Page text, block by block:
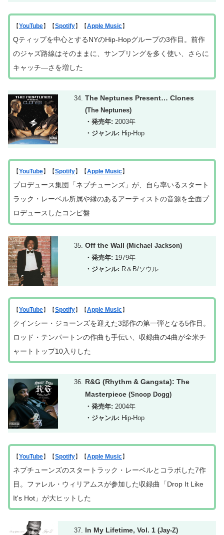
【YouTube】【Spotify】【Apple Music】
Qティップを中心とするNYのHip-Hopグループの3作目。前作
のジャズ路線はそのままに、サンプリングを多く使い、さらに
キャッチ―さを増した
The Neptunes Present… Clones
(The Neptunes)
・発売年: 2003年
・ジャンル: Hip-Hop
【YouTube】【Spotify】【Apple Music】
プロデュース集団「ネプチューンズ」が、自ら率いるスタート
ラック・レーベル所属や縁のあるアーティストの音源を全面プ
ロデュースしたコンピ盤
Off the Wall (Michael Jackson)
・発売年: 1979年
・ジャンル: R＆B/ソウル
【YouTube】【Spotify】【Apple Music】
クインシー・ジョーンズを迎えた3部作の第一弾となる5作目。
ロッド・テンパートンの作曲も手伝い、 収録曲の4曲が全米チ
ャートトップ10入りした
R&G (Rhythm & Gangsta): The
Masterpiece(Snoop Dogg)
・発売年: 2004年
・ジャンル: Hip-Hop
【YouTube】【Spotify】【Apple Music】
ネプチューンズのスタートラック・レーベルとコラボした7作
目。ファレル・ウィリアムスが参加した収録曲「Drop It Like
It's Hot」が大ヒットした
In My Lifetime, Vol. 1(Jay-Z)